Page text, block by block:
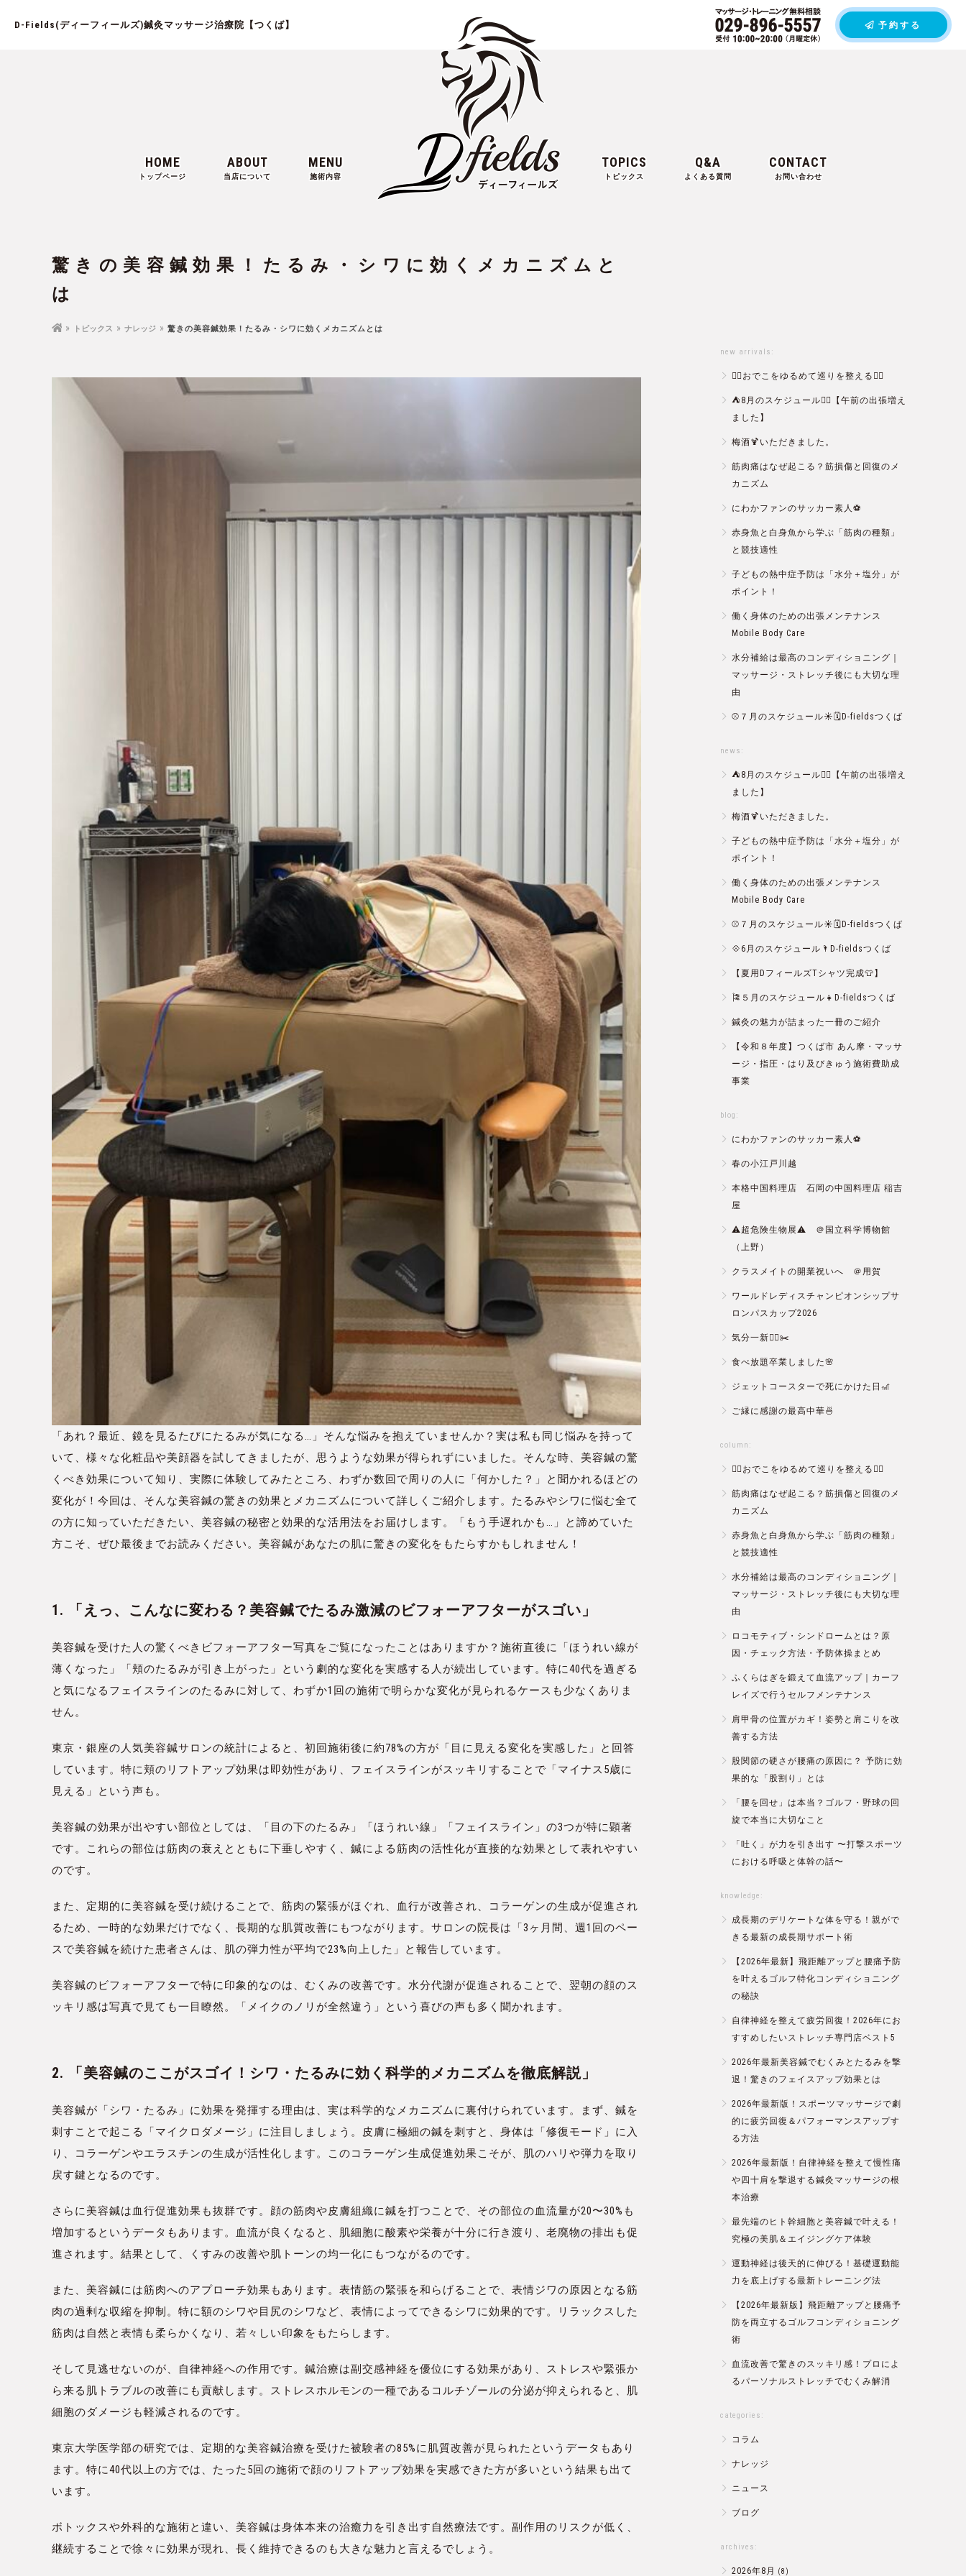
D-Fields(ディーフィールズ)鍼灸マッサージ治療院【つくば】 予約する
HOME
トップページ
ABOUT
当店について
MENU
施術内容
TOPICS
トピックス
Q&A
よくある質問
CONTACT
お問い合わせ
驚きの美容鍼効果！たるみ・シワに効くメカニズムと
は
トピックス ナレッジ 驚きの美容鍼効果！たるみ・シワに効くメカニズムとは
「あれ？最近、鏡を見るたびにたるみが気になる…」そんな悩みを抱えていませんか？実は私も同じ悩みを持って
いて、様々な化粧品や美顔器を試してきましたが、思うような効果が得られずにいました。そんな時、美容鍼の驚
くべき効果について知り、実際に体験してみたところ、わずか数回で周りの人に「何かした？」と聞かれるほどの
変化が！今回は、そんな美容鍼の驚きの効果とメカニズムについて詳しくご紹介します。たるみやシワに悩む全て
の方に知っていただきたい、美容鍼の秘密と効果的な活用法をお届けします。「もう手遅れかも…」と諦めていた
方こそ、ぜひ最後までお読みください。美容鍼があなたの肌に驚きの変化をもたらすかもしれません！
1. 「えっ、こんなに変わる？美容鍼でたるみ激減のビフォーアフターがスゴい」
美容鍼を受けた人の驚くべきビフォーアフター写真をご覧になったことはありますか？施術直後に「ほうれい線が
薄くなった」「頬のたるみが引き上がった」という劇的な変化を実感する人が続出しています。特に40代を過ぎる
と気になるフェイスラインのたるみに対して、わずか1回の施術で明らかな変化が見られるケースも少なくありま
せん。
東京・銀座の人気美容鍼サロンの統計によると、初回施術後に約78%の方が「目に見える変化を実感した」と回答
しています。特に頬のリフトアップ効果は即効性があり、フェイスラインがスッキリすることで「マイナス5歳に
見える」という声も。
美容鍼の効果が出やすい部位としては、「目の下のたるみ」「ほうれい線」「フェイスライン」の3つが特に顕著
です。これらの部位は筋肉の衰えとともに下垂しやすく、鍼による筋肉の活性化が直接的な効果として表れやすい
のです。
また、定期的に美容鍼を受け続けることで、筋肉の緊張がほぐれ、血行が改善され、コラーゲンの生成が促進され
るため、一時的な効果だけでなく、長期的な肌質改善にもつながります。サロンの院長は「3ヶ月間、週1回のペー
スで美容鍼を続けた患者さんは、肌の弾力性が平均で23%向上した」と報告しています。
美容鍼のビフォーアフターで特に印象的なのは、むくみの改善です。水分代謝が促進されることで、翌朝の顔のス
ッキリ感は写真で見ても一目瞭然。「メイクのノリが全然違う」という喜びの声も多く聞かれます。
2. 「美容鍼のここがスゴイ！シワ・たるみに効く科学的メカニズムを徹底解説」
美容鍼が「シワ・たるみ」に効果を発揮する理由は、実は科学的なメカニズムに裏付けられています。まず、鍼を
刺すことで起こる「マイクロダメージ」に注目しましょう。皮膚に極細の鍼を刺すと、身体は「修復モード」に入
り、コラーゲンやエラスチンの生成が活性化します。このコラーゲン生成促進効果こそが、肌のハリや弾力を取り
戻す鍵となるのです。
さらに美容鍼は血行促進効果も抜群です。顔の筋肉や皮膚組織に鍼を打つことで、その部位の血流量が20〜30%も
増加するというデータもあります。血流が良くなると、肌細胞に酸素や栄養が十分に行き渡り、老廃物の排出も促
進されます。結果として、くすみの改善や肌トーンの均一化にもつながるのです。
また、美容鍼には筋肉へのアプローチ効果もあります。表情筋の緊張を和らげることで、表情ジワの原因となる筋
肉の過剰な収縮を抑制。特に額のシワや目尻のシワなど、表情によってできるシワに効果的です。リラックスした
筋肉は自然と表情も柔らかくなり、若々しい印象をもたらします。
そして見逃せないのが、自律神経への作用です。鍼治療は副交感神経を優位にする効果があり、ストレスや緊張か
ら来る肌トラブルの改善にも貢献します。ストレスホルモンの一種であるコルチゾールの分泌が抑えられると、肌
細胞のダメージも軽減されるのです。
東京大学医学部の研究では、定期的な美容鍼治療を受けた被験者の85%に肌質改善が見られたというデータもあり
ます。特に40代以上の方では、たった5回の施術で顔のリフトアップ効果を実感できた方が多いという結果も出て
います。
ボトックスや外科的な施術と違い、美容鍼は身体本来の治癒力を引き出す自然療法です。副作用のリスクが低く、
継続することで徐々に効果が現れ、長く維持できるのも大きな魅力と言えるでしょう。
new arrivals:
💆‍♀️おでこをゆるめて巡りを整える💆‍♂️
⛺️8月のスケジュール🏄‍♂️【午前の出張増え
ました】
梅酒🍹いただきました。
筋肉痛はなぜ起こる？筋損傷と回復のメ
カニズム
にわかファンのサッカー素人⚽️
赤身魚と白身魚から学ぶ「筋肉の種類」
と競技適性
子どもの熱中症予防は「水分＋塩分」が
ポイント！
働く身体のための出張メンテナンス
Mobile Body Care
水分補給は最高のコンディショニング｜
マッサージ・ストレッチ後にも大切な理
由
⚾️７月のスケジュール☀️🗓D-fieldsつくば
news:
⛺️8月のスケジュール🏄‍♂️【午前の出張増え
ました】
梅酒🍹いただきました。
子どもの熱中症予防は「水分＋塩分」が
ポイント！
働く身体のための出張メンテナンス
Mobile Body Care
⚾️７月のスケジュール☀️🗓D-fieldsつくば
💠6月のスケジュール🌂D-fieldsつくば
【夏用DフィールズTシャツ完成👕】
🎏５月のスケジュール👧D-fieldsつくば
鍼灸の魅力が詰まった一冊のご紹介
【令和８年度】つくば市 あん摩・マッサ
ージ・指圧・はり及びきゅう施術費助成
事業
blog:
にわかファンのサッカー素人⚽️
春の小江戸川越
本格中国料理店 石岡の中国料理店 稲吉
屋
⚠️超危険生物展⚠️ ＠国立科学博物館
（上野）
クラスメイトの開業祝いへ ＠用賀
ワールドレディスチャンピオンシップサ
ロンパスカップ2026
気分一新💇‍♂️✂️
食べ放題卒業しました🌸
ジェットコースターで死にかけた日🎢
ご縁に感謝の最高中華🍜
column:
💆‍♀️おでこをゆるめて巡りを整える💆‍♂️
筋肉痛はなぜ起こる？筋損傷と回復のメ
カニズム
赤身魚と白身魚から学ぶ「筋肉の種類」
と競技適性
水分補給は最高のコンディショニング｜
マッサージ・ストレッチ後にも大切な理
由
ロコモティブ・シンドロームとは？原
因・チェック方法・予防体操まとめ
ふくらはぎを鍛えて血流アップ｜カーフ
レイズで行うセルフメンテナンス
肩甲骨の位置がカギ！姿勢と肩こりを改
善する方法
股関節の硬さが腰痛の原因に？ 予防に効
果的な「股割り」とは
「腰を回せ」は本当？ゴルフ・野球の回
旋で本当に大切なこと
「吐く」が力を引き出す 〜打撃スポーツ
における呼吸と体幹の話〜
knowledge:
成長期のデリケートな体を守る！親がで
きる最新の成長期サポート術
【2026年最新】飛距離アップと腰痛予防
を叶えるゴルフ特化コンディショニング
の秘訣
自律神経を整えて疲労回復！2026年にお
すすめしたいストレッチ専門店ベスト5
2026年最新美容鍼でむくみとたるみを撃
退！驚きのフェイスアップ効果とは
2026年最新版！スポーツマッサージで劇
的に疲労回復＆パフォーマンスアップす
る方法
2026年最新版！自律神経を整えて慢性痛
や四十肩を撃退する鍼灸マッサージの根
本治療
最先端のヒト幹細胞と美容鍼で叶える！
究極の美肌＆エイジングケア体験
運動神経は後天的に伸びる！基礎運動能
力を底上げする最新トレーニング法
【2026年最新版】飛距離アップと腰痛予
防を両立するゴルフコンディショニング
術
血流改善で驚きのスッキリ感！プロによ
るパーソナルストレッチでむくみ解消
categories:
コラム
ナレッジ
ニュース
ブログ
archives:
2026年8月 (8)